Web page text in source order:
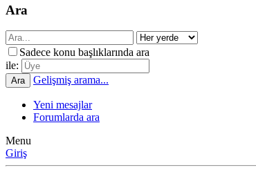
Ara
Sadece konu başlıklarında ara
ile:
Ara Gelişmiş arama...
Yeni mesajlar
Forumlarda ara
Menu
Giriş